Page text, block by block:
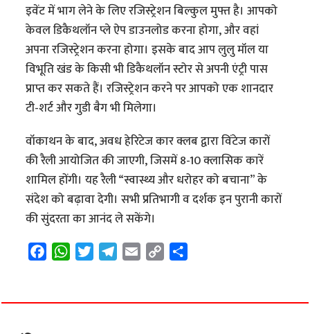
इवेंट में भाग लेने के लिए रजिस्ट्रेशन बिल्कुल मुफ्त है। आपको
केवल डिकैथलॉन प्ले ऐप डाउनलोड करना होगा, और वहां
अपना रजिस्ट्रेशन करना होगा। इसके बाद आप लुलु मॉल या
विभूति खंड के किसी भी डिकैथलॉन स्टोर से अपनी एंट्री पास
प्राप्त कर सकते हैं। रजिस्ट्रेशन करने पर आपको एक शानदार
टी-शर्ट और गुडी बैग भी मिलेगा।
वॉकाथन के बाद, अवध हेरिटेज कार क्लब द्वारा विंटेज कारों
की रैली आयोजित की जाएगी, जिसमें 8-10 क्लासिक कारें
शामिल होंगी। यह रैली “स्वास्थ्य और धरोहर को बचाना” के
संदेश को बढ़ावा देगी। सभी प्रतिभागी व दर्शक इन पुरानी कारों
की सुंदरता का आनंद ले सकेंगे।
F
e
W
t
T
t
T
e
E
i
C
y
r